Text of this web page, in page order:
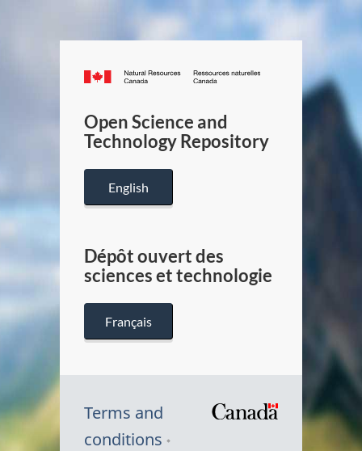
Canada.ca
/
Canada
Open Science and
Technology Repository
English
Dépôt ouvert des
sciences et technologie
Français
Terms and
conditions